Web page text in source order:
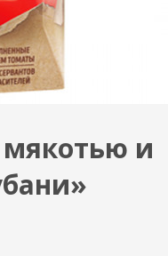
и